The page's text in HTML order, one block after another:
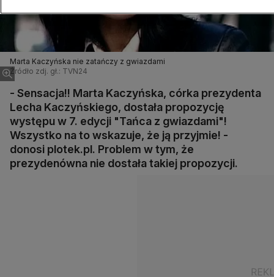
Marta Kaczyńska nie zatańczy z gwiazdami
Źródło zdj. gł.: TVN24
- Sensacja!! Marta Kaczyńska, córka prezydenta
Lecha Kaczyńskiego, dostała propozycję
występu w 7. edycji "Tańca z gwiazdami"!
Wszystko na to wskazuje, że ją przyjmie! -
donosi plotek.pl. Problem w tym, że
prezydenówna nie dostała takiej propozycji.